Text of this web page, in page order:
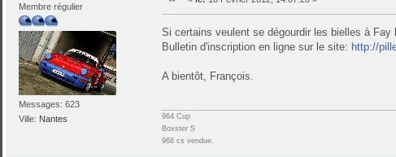
Membre régulier
Messages: 623
Ville: Nantes
Si certains veulent se dégourdir les bielles à
Bulletin d'inscription en ligne sur le site: http://
A bientôt, François.
964 Cup
Boxster S
968 cs vendue.